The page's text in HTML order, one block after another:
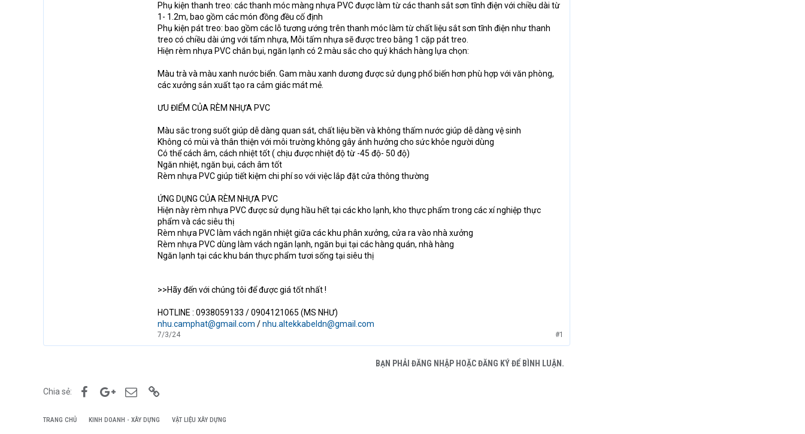
Phụ kiện thanh treo: các thanh móc màng nhựa PVC được làm từ các thanh sắt sơn tĩnh điện với chiều dài từ
1- 1.2m, bao gồm các món đồng đều cố định
Phụ kiện pát treo: bao gồm các lỗ tương ướng trên thanh móc làm từ chất liệu sắt sơn tĩnh điện như thanh
treo có chiều dài ứng với tấm nhựa, Mỗi tấm nhựa sẽ được treo bằng 1 cặp pát treo.
Hiện rèm nhựa PVC chắn bụi, ngăn lạnh có 2 màu sắc cho quý khách hàng lựa chọn:
Màu trà và màu xanh nước biển. Gam màu xanh dương được sử dụng phổ biến hơn phù hợp với văn phòng,
các xưởng sản xuất tạo ra cảm giác mát mẻ.
ƯU ĐIỂM CỦA RÈM NHỰA PVC
Màu sắc trong suốt giúp dễ dàng quan sát, chất liệu bền và không thấm nước giúp dễ dàng vệ sinh
Không có mùi và thân thiện với môi trường không gây ảnh hưởng cho sức khỏe người dùng
Có thể cách âm, cách nhiệt tốt ( chịu được nhiệt độ từ -45 độ- 50 độ)
Ngăn nhiệt, ngăn bụi, cách âm tốt
Rèm nhựa PVC giúp tiết kiệm chi phí so với việc lắp đặt cửa thông thường
ỨNG DỤNG CỦA RÈM NHỰA PVC
Hiện này rèm nhựa PVC được sử dụng hầu hết tại các kho lạnh, kho thực phẩm trong các xí nghiệp thực
phẩm và các siêu thị
Rèm nhựa PVC làm vách ngăn nhiệt giữa các khu phân xưởng, cửa ra vào nhà xưởng
Rèm nhựa PVC dùng làm vách ngăn lạnh, ngăn bụi tại các hàng quán, nhà hàng
Ngăn lạnh tại các khu bán thực phẩm tươi sống tại siêu thị
>>Hãy đến với chúng tôi để được giá tốt nhất !
HOTLINE : 0938059133 / 0904121065 (MS NHƯ)
nhu.camphat@gmail.com /nhu.altekkabeldn@gmail.com
7/3/24 #1
BẠN PHẢI ĐĂNG NHẬP HOẶC ĐĂNG KÝ ĐỂ BÌNH LUẬN.
Chia sẻ: FacebookGoogle+Email
TRANG CHỦ KINH DOANH - XÂY DỰNG VẬT LIỆU XÂY DỰNG